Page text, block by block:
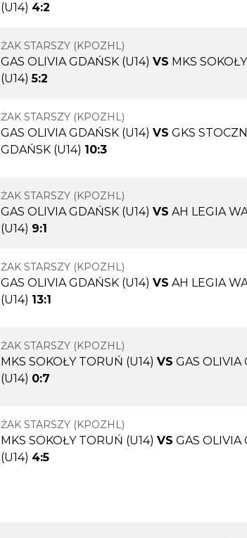
(U14) 4:2
ŻAK STARSZY (KPOZHL)
GAS OLIVIA GDAŃSK (U14) VS MKS
(U14) 5:2
ŻAK STARSZY (KPOZHL)
GAS OLIVIA GDAŃSK (U14) VS GKS
GDAŃSK (U14) 10:3
ŻAK STARSZY (KPOZHL)
GAS OLIVIA GDAŃSK (U14) VS AH LEGIA
(U14) 9:1
ŻAK STARSZY (KPOZHL)
GAS OLIVIA GDAŃSK (U14) VS AH LEGIA
(U14) 13:1
ŻAK STARSZY (KPOZHL)
MKS SOKOŁY TORUŃ (U14) VS GAS OLIVIA
(U14) 0:7
ŻAK STARSZY (KPOZHL)
MKS SOKOŁY TORUŃ (U14) VS GAS OLIVIA
(U14) 4:5